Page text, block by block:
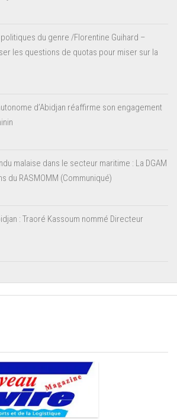
du genre /Florentine Guihard –
les questions de quotas pour miser sur la
d’Abidjan réaffirme son engagement
malaise dans le secteur maritime : La DGAM
du RASMOMM (Communiqué)
: Traoré Kassoum nommé Directeur